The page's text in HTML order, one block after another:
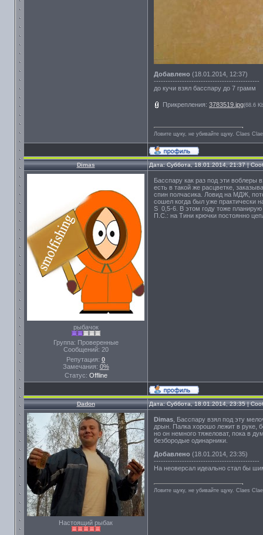
Добавлено (18.01.2014, 12:37)
---------------------------------------------
до кучи взял басспару до 7 грамм
Прикрепления: 3783519.jpg(68.6
Ловите щуку, не убивайте щуку. Сlaes
Dimas Дата: Суббота, 18.01.2014, 21:37 |
рыбачок
Группа: Проверенные
Сообщений: 20
Репутация: 0
Замечания: 0%
Статус: Offline
Басспару как раз под эти воблеры
есть в такой же расцветке,
спин полчасика. Ловид на МДЖ,
сошел когда был уже практически
S 0,5-6. В этом году тоже планирую
П.С.: на Тини крючки постоянно
Dadon Дата: Суббота, 18.01.2014, 23:35 |
Настоящий рыбак
Dimas , Басспару взял под эту
дрын. Палка хорошо лежит в руке,
но он немного тяжеловат, пока в
безбородые одинарники.
Добавлено (18.01.2014, 23:35)
---------------------------------------------
На неоверсал идеально стал бы
Ловите щуку, не убивайте щуку. Сlaes